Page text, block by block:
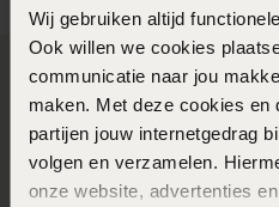
Wij gebruiken altijd
Ook willen we cookies
communicatie naar jou
maken. Met deze cookies en
partijen jouw internetgedrag
volgen en verzamelen.
onze website, advertenties